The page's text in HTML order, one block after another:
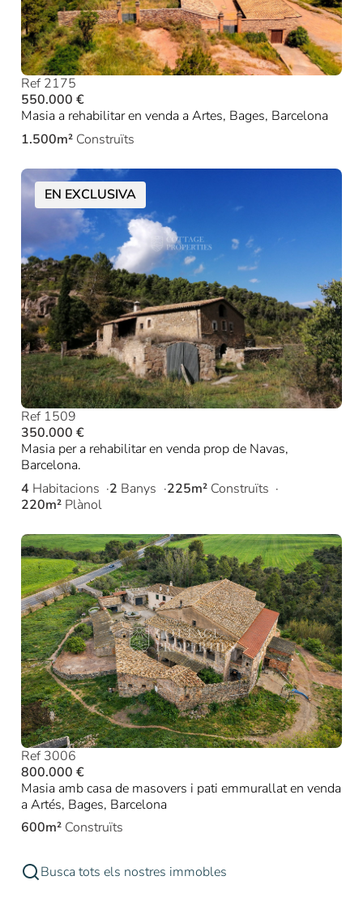
Ref 2175
550.000 €
Masia a rehabilitar en venda a Artes, Bages, Barcelona
1.500m² Construïts
EN EXCLUSIVA
Ref 1509
350.000 €
Masia per a rehabilitar en venda prop de Navas,
Barcelona.
4 Habitacions 2 Banys 225m² Construïts
220m² Plànol
Ref 3006
800.000 €
Masia amb casa de masovers i pati emmurallat en venda
a Artés, Bages, Barcelona
600m² Construïts
Busca tots els nostres immobles